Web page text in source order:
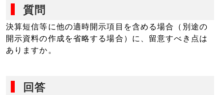
質問
決算短信等に他の適時開示項目を含める場合（別途の
開示資料の作成を省略する場合）に、留意すべき点は
ありますか。
回答